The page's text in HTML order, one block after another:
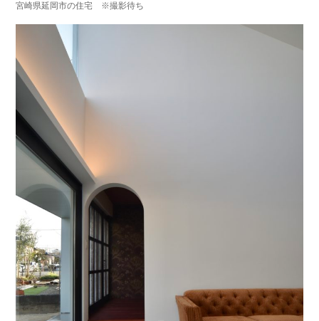
宮崎県延岡市の住宅 ※撮影待ち